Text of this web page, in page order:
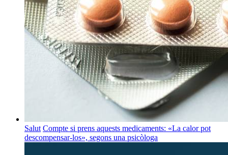
Salut Compte si prens aquests medicaments: «La calor pot
descompensar-los», segons una psicòloga